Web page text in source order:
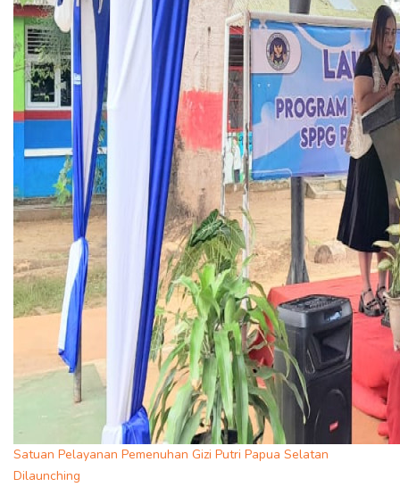
Satuan Pelayanan Pemenuhan Gizi Putri Papua Selatan
Dilaunching